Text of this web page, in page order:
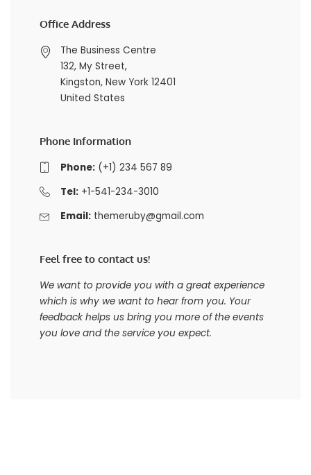
Office Address
The Business Centre
132, My Street,
Kingston, New York 12401
United States
Phone Information
Phone:(+1) 234 567 89
Tel:+1-541-234-3010
Email: themeruby@gmail.com
Feel free to contact us!
We want to provide you with a great experience
which is why we want to hear from you. Your
feedback helps us bring you more of the events
you love and the service you expect.